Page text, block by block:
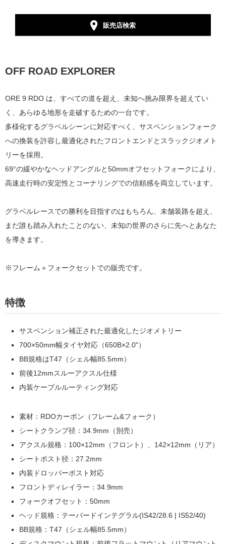
販売店検索
OFF ROAD EXPLORER
ORE 9 RDO は、すべての道を超え、未知へ挑み限界を超えてい
く、あらゆる地形を走破するための一台です。
多様化するグラベルシーンに対応すべく、サスペンションフォーク
への換装を許容し最適化されたフロントエンドとスラックジオメト
リーを採用。
69°の緩やかなヘッドアングルと50mmオフセットフォークにより、
高速走行時の安定性とコーナリングでの信頼感を両立しています。
グラベルレースでの勝利を目指すのはもちろん、未舗装路を超え、
まだ誰も踏み入れたことのない、未知の世界のさらに先へとあなた
を導きます。
※フレーム＋フォークセットでの販売です。
特徴
サスペンション補正された最適化したジオメトリー
700×50mm幅タイヤ対応（650B×2.0"）
BB規格はT47（シェル幅85.5mm）
前後12mmスルーアクスル仕様
内装ケーブルルーティング対応
素材：RDOカーボン（フレーム&フォーク）
シートクランプ径：34.9mm（別売）
アクスル規格：100×12mm（フロント）、142×12mm（リア）
シートポスト径：27.2mm
内装ドロッパーポスト対応
フロントディレイラー：34.9mm
フォークオフセット：50mm
ヘッド規格：テーパードインテグラル(IS42/28.6 | IS52/40)
BB規格：T47（シェル幅85.5mm）